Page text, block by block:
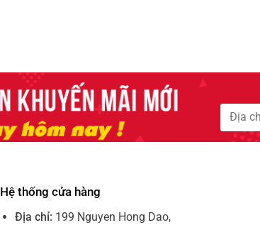
Hệ thống cửa hàng
Địa chỉ: 199 Nguyen Hong Dao,